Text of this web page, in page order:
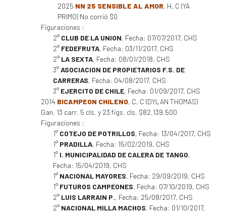
2025 NN 25 SENSIBLE AL AMOR, H, C (YA
PRIMO) No corrió $0
Figuraciones :
2° CLUB DE LA UNION, Fecha: 07/07/2017, CHS
2° FEDEFRUTA, Fecha: 03/11/2017, CHS
2° LA SEXTA, Fecha: 08/01/2018, CHS
3°ASOCIACION DE PROPIETARIOS F.S. DE
CARRERAS, Fecha: 04/08/2017, CHS
3° EJERCITO DE CHILE, Fecha: 01/09/2017, CHS
2014 BICAMPEON CHILENO, C, C (DYLAN THOMAS)
Gan. 13 carr. 5 cls. y 23 figs. cls. $82.139.500
Figuraciones :
1° COTEJO DE POTRILLOS, Fecha: 13/04/2017, CHS
1° PRADILLA, Fecha: 15/02/2019, CHS
1° I. MUNICIPALIDAD DE CALERA DE TANGO,
Fecha: 15/04/2019, CHS
1° NACIONAL MAYORES, Fecha: 29/09/2019, CHS
1° FUTUROS CAMPEONES, Fecha: 07/10/2019, CHS
2° LUIS LARRAIN P., Fecha: 25/08/2017, CHS
2° NACIONAL MILLA MACHOS, Fecha: 01/10/2017,